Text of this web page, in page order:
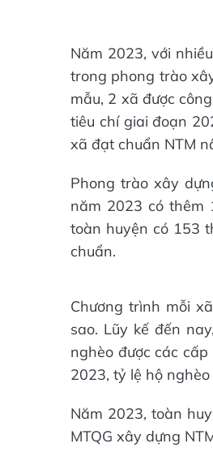
Năm 2023, với
trong phong trào
mẫu, 2 xã được
tiêu chí giai đoạn
xã đạt chuẩn NTM
Phong trào xây
năm 2023 có thêm
toàn huyện có 153
chuẩn.
Chương trình mỗi
sao. Lũy kế đến
nghèo được các
2023, tỷ lệ hộ
Năm 2023, toàn
MTQG xây dựng